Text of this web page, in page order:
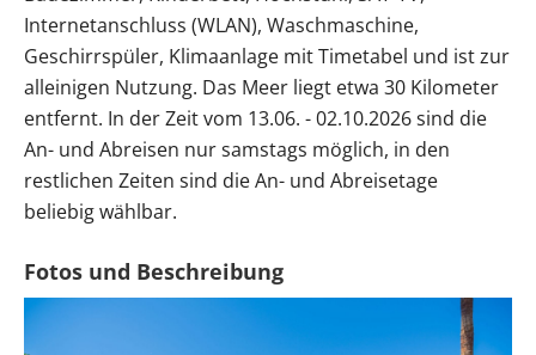
Internetanschluss (WLAN), Waschmaschine,
Geschirrspüler, Klimaanlage mit Timetabel und ist zur
alleinigen Nutzung. Das Meer liegt etwa 30 Kilometer
entfernt. In der Zeit vom 13.06. - 02.10.2026 sind die
An- und Abreisen nur samstags möglich, in den
restlichen Zeiten sind die An- und Abreisetage
beliebig wählbar.